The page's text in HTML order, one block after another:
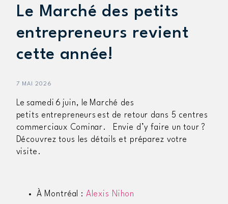
Le Marché des petits
entrepreneurs revient
cette année!
7 MAI 2026
Le samedi 6 juin, le Marché des
petits entrepreneurs est de retour dans 5 centres
commerciaux Cominar.
Envie d’y faire un tour ?
Découvrez tous les détails et préparez votre
visite.
À Montréal : Alexis Nihon